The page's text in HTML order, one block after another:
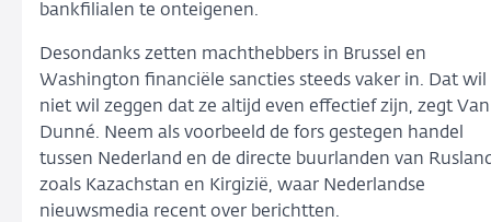
bankfilialen te onteigenen.
Desondanks zetten machthebbers in Brussel en
Washington financiële sancties steeds vaker in. Dat wil
niet wil zeggen dat ze altijd even effectief zijn, zegt Van
Dunné. Neem als voorbeeld de fors gestegen handel
tussen Nederland en de directe buurlanden van
zoals Kazachstan en Kirgizië, waar Nederlandse
nieuwsmedia recent over berichtten.